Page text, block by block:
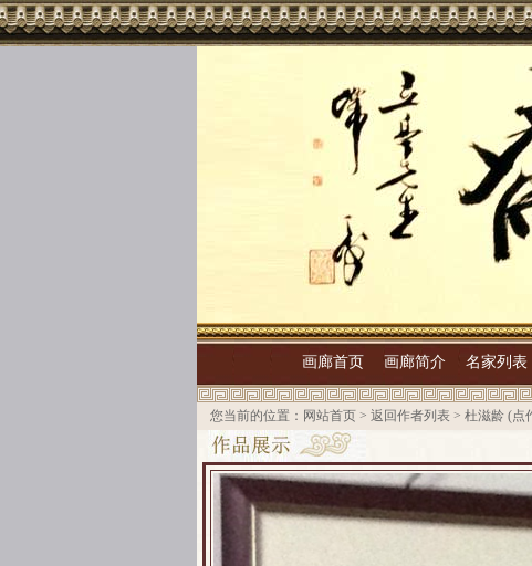
画廊首页 画廊简介 名家列表
您当前的位置： 网站首页 > 返回作者列表 > 杜滋龄 (点